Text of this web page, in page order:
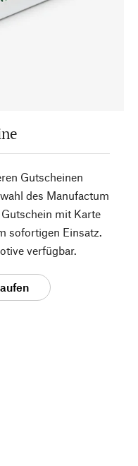
Gutscheinen
des Manufactum
mit Karte
sofortigen Einsatz.
verfügbar.